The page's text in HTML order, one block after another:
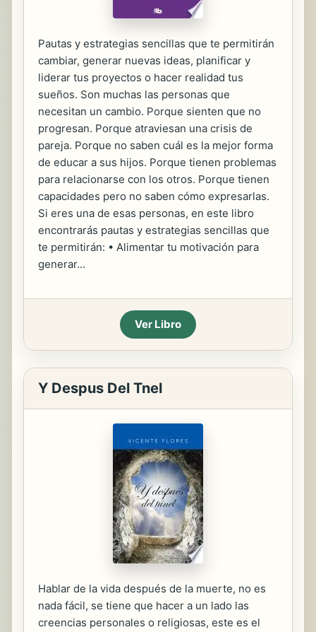
Pautas y estrategias sencillas que te permitirán
cambiar, generar nuevas ideas, planificar y
liderar tus proyectos o hacer realidad tus
sueños. Son muchas las personas que
necesitan un cambio. Porque sienten que no
progresan. Porque atraviesan una crisis de
pareja. Porque no saben cuál es la mejor forma
de educar a sus hijos. Porque tienen problemas
para relacionarse con los otros. Porque tienen
capacidades pero no saben cómo expresarlas.
Si eres una de esas personas, en este libro
encontrarás pautas y estrategias sencillas que
te permitirán: • Alimentar tu motivación para
generar...
Ver Libro
Y Despus Del Tnel
Hablar de la vida después de la muerte, no es
nada fácil, se tiene que hacer a un lado las
creencias personales o religiosas, este es el